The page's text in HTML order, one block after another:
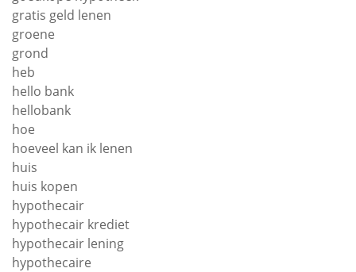
gratis geld lenen
groene
grond
heb
hello bank
hellobank
hoe
hoeveel kan ik lenen
huis
huis kopen
hypothecair
hypothecair krediet
hypothecair lening
hypothecaire